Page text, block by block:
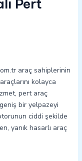
Pert
araç sahiplerinin
kolayca
pert araç
geniş bir yelpazeyi
ciddi şekilde
yanık hasarlı araç